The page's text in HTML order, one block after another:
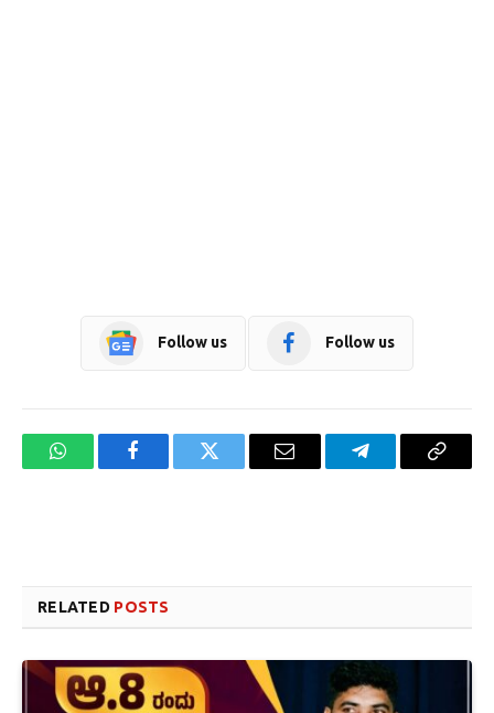
Follow us Follow us
WhatsAppFacebookTwitter Email TelegramCopy
RELATED POSTS